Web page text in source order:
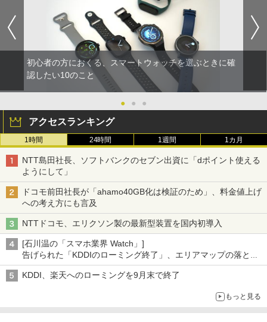
初心者の方におくる、スマートウォッチを選ぶときに確
認したい10のこと
● ● ●
アクセスランキング
1時間 24時間 1週間 1カ月
NTT島田社長、ソフトバンクのセブン出資に「dポイント使える
ようにして」
ドコモ前田社長が「ahamo40GB化は検証のため」、料金値上げ
への考え方にも言及
NTTドコモ、エリクソン製の最新型装置を国内初導入
[石川温の「スマホ業界 Watch」]
告げられた「KDDIのローミング終了」、エリアマップの落とし
穴と楽天モバイルの課題
KDDI、楽天へのローミングを9月末で終了
もっと見る